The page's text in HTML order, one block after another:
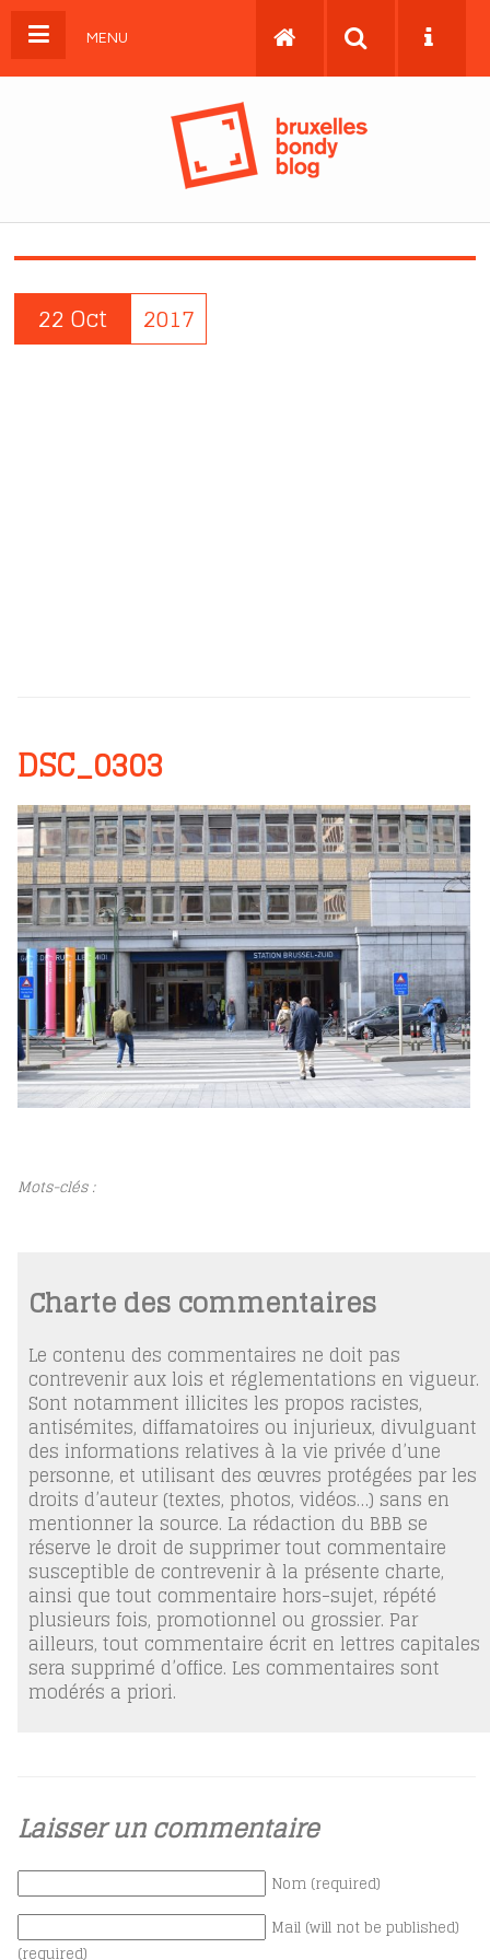
MENU
22 Oct 2017
DSC_0303
Mots-clés :
Charte des commentaires
Le contenu des commentaires ne doit pas
contrevenir aux lois et réglementations en vigueur.
Sont notamment illicites les propos racistes,
antisémites, diffamatoires ou injurieux, divulguant
des informations relatives à la vie privée d’une
personne, et utilisant des œuvres protégées par les
droits d’auteur (textes, photos, vidéos…) sans en
mentionner la source. La rédaction du BBB se
réserve le droit de supprimer tout commentaire
susceptible de contrevenir à la présente charte,
ainsi que tout commentaire hors-sujet, répété
plusieurs fois, promotionnel ou grossier. Par
ailleurs, tout commentaire écrit en lettres capitales
sera supprimé d’office. Les commentaires sont
modérés a priori.
Laisser un commentaire
Nom (required)
Mail (will not be published)
(required)